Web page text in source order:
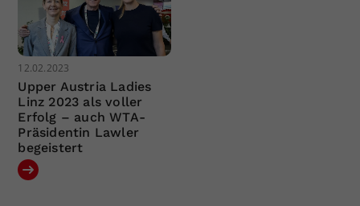
12.02.2023
Upper Austria Ladies
Linz 2023 als voller
Erfolg – auch WTA-
Präsidentin Lawler
begeistert